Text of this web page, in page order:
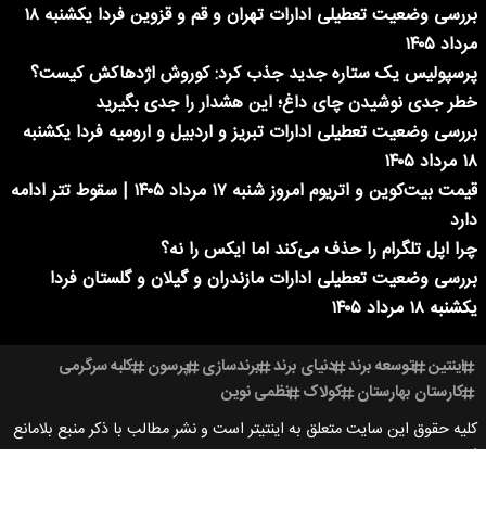
بررسی وضعیت تعطیلی ادارات تهران و قم و قزوین فردا یکشنبه ۱۸
مرداد ۱۴۰۵
پرسپولیس یک ستاره جدید جذب کرد: کوروش اژدهاکش کیست؟
خطر جدی نوشیدن چای داغ؛ این هشدار را جدی بگیرید
بررسی وضعیت تعطیلی ادارات تبریز و اردبیل و ارومیه فردا یکشنبه
۱۸ مرداد ۱۴۰۵
قیمت بیت‌کوین و اتریوم امروز شنبه ۱۷ مرداد ۱۴۰۵ | سقوط تتر ادامه
دارد
چرا اپل تلگرام را حذف می‌کند اما ایکس را نه؟
بررسی وضعیت تعطیلی ادارات مازندران و گیلان و گلستان فردا
یکشنبه ۱۸ مرداد ۱۴۰۵
اینتین توسعه برند دنیای برند برندسازی پرسون کلبه سرگرمی
کارستان بهارستان کولاک نظمی نوین
کلیه حقوق این سایت متعلق به اینتیتر است و نشر مطالب با ذکر منبع بلامانع
است.